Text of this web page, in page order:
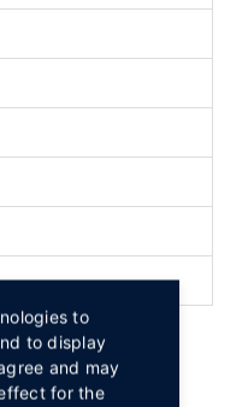
to
to display
and may
for the